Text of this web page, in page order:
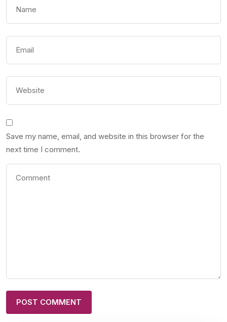
Save my name, email, and website in this browser for the
next time I comment.